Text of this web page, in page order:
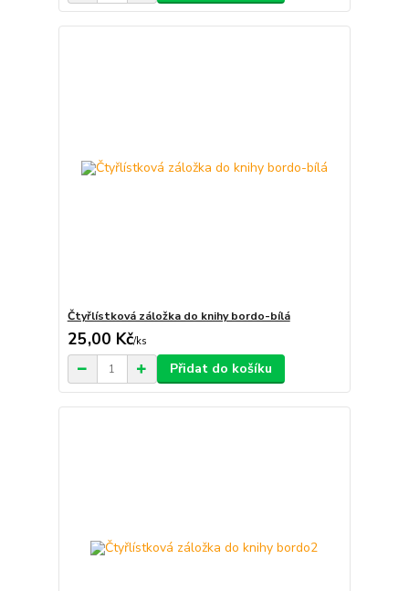
Čtyřlístková záložka do knihy bordo-bílá
25,00 Kč/ks
Přidat do košíku